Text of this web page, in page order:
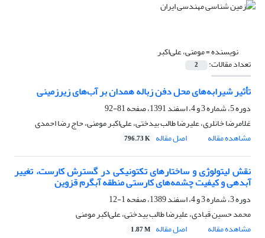
نویسنده =مومنی، علی‌اکبر
تعداد مقالات: 2
تأثیر شیرابه‌های محل دفن زباله همدان بر آب‌های زیرزمینی
دوره 5، شماره 3 و 4، اسفند 1391، صفحه
81-92
غلامرضا خانلری، علیرضا طالب بیدختی، علی‌اکبر مومنی، حاج رضا احمدی
مشاهده مقاله
اصل مقاله 796.73 K
نقش لیتولوژی و ساختارهای تکتونیکی در گسترش کارست، تغییر
آبدهی و کیفیت چشمه‌های کارستی منطقه آبگرم قزوین
دوره 3، شماره 3 و 4، اسفند 1389، صفحه
1-12
محمد حسین قبادی، علیرضا طالب بیدختی، علی‌اکبر مومنی
مشاهده مقاله
اصل مقاله 1.87 M